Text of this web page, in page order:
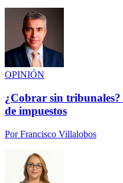
OPINIÓN
¿Cobrar sin
de impuestos
PorFrancisco Villalobos